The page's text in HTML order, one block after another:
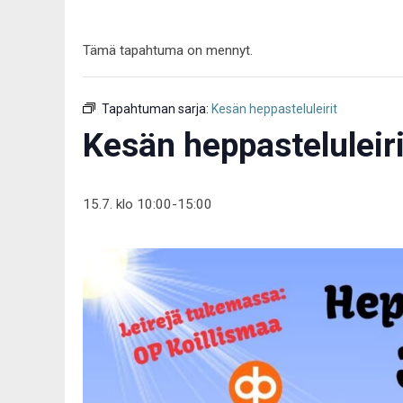
Tämä tapahtuma on mennyt.
Tapahtuman sarja: Kesän heppasteluleirit
Kesän
15.7. klo 10:00-15:00